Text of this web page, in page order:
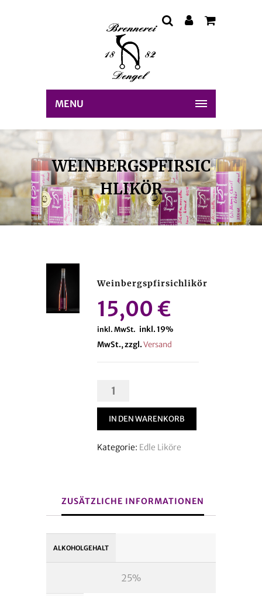
MENU
WEINBERGSPFIRSIC
HLIKÖR
Weinbergspfirsichlikör
15,00 €
inkl. MwSt. inkl. 19%
MwSt., zzgl.Versand
Weinbergspfirsichlikör
IN DEN WARENKORB
Kategorie: Edle Liköre
ZUSÄTZLICHE INFORMATIONEN
ALKOHOLGEHALT
25%